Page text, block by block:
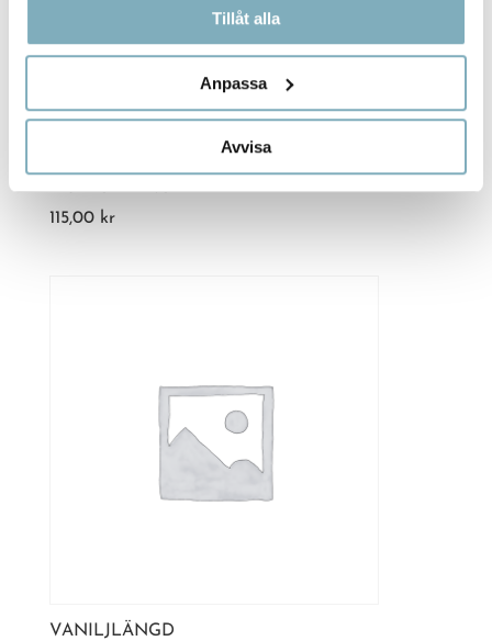
Tillåt alla
Anpassa
Avvisa
PISTAGELÄNGD
115,00 kr
VANILJLÄNGD